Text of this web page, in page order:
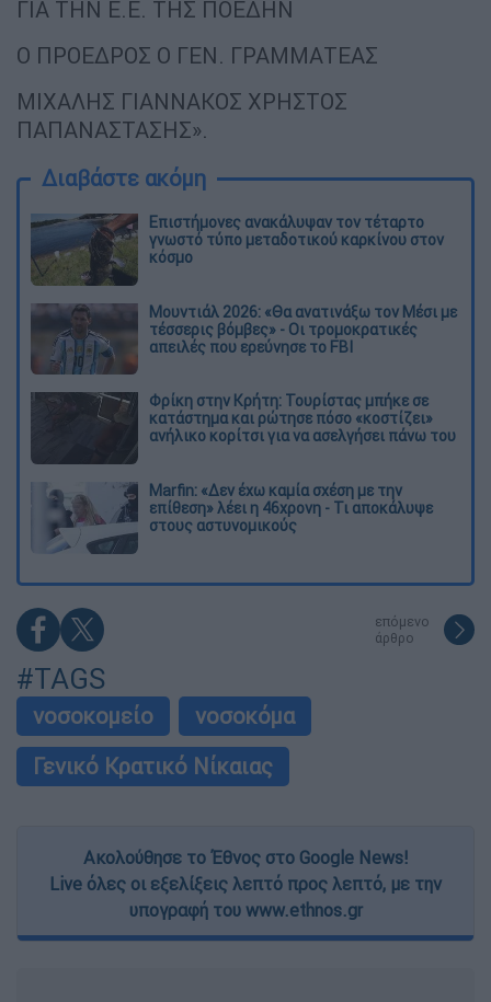
ΓΙΑ ΤΗΝ Ε.Ε. ΤΗΣ ΠΟΕΔΗΝ
Ο ΠΡΟΕΔΡΟΣ Ο ΓΕΝ. ΓΡΑΜΜΑΤΕΑΣ
ΜΙΧΑΛΗΣ ΓΙΑΝΝΑΚΟΣ ΧΡΗΣΤΟΣ
ΠΑΠΑΝΑΣΤΑΣΗΣ».
Διαβάστε ακόμη
Επιστήμονες ανακάλυψαν τον τέταρτο
γνωστό τύπο μεταδοτικού καρκίνου στον
κόσμο
Μουντιάλ 2026: «Θα ανατινάξω τον Μέσι με
τέσσερις βόμβες» - Οι τρομοκρατικές
απειλές που ερεύνησε το FBI
Φρίκη στην Κρήτη: Τουρίστας μπήκε σε
κατάστημα και ρώτησε πόσο «κοστίζει»
ανήλικο κορίτσι για να ασελγήσει πάνω του
Marfin: «Δεν έχω καμία σχέση με την
επίθεση» λέει η 46χρονη - Τι αποκάλυψε
στους αστυνομικούς
επόμενο
άρθρο
#TAGS
νοσοκομείο
νοσοκόμα
Γενικό Κρατικό Νίκαιας
Ακολούθησε το Έθνος στο Google News!
Live όλες οι εξελίξεις λεπτό προς λεπτό, με την
υπογραφή του www.ethnos.gr